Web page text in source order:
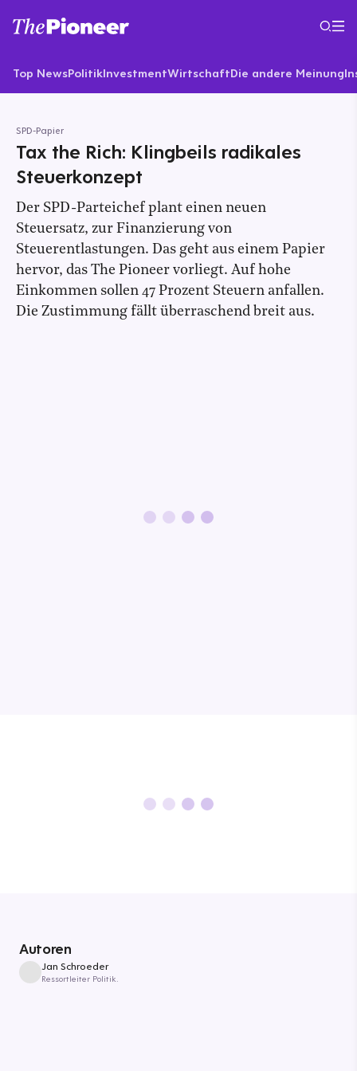
Top NewsPolitikInvestmentWirtschaftDie andere Meinung
SPD-Papier
Tax the Rich: Klingbeils radikales
Steuerkonzept
Der SPD-Parteichef plant einen neuen
Steuersatz, zur Finanzierung von
Steuerentlastungen. Das geht aus einem Papier
hervor, das The Pioneer vorliegt. Auf hohe
Einkommen sollen 47 Prozent Steuern anfallen.
Die Zustimmung fällt überraschend breit aus.
Autoren
Jan Schroeder
Ressortleiter Politik.